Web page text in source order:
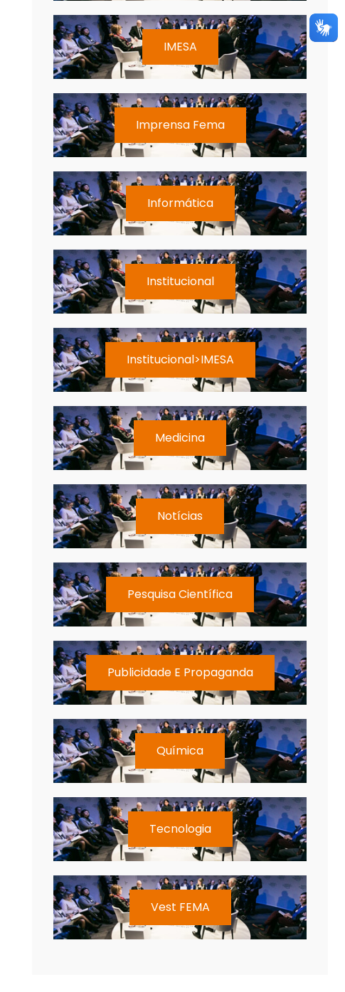
IMESA
Imprensa Fema
Informática
Institucional
Institucional>IMESA
Medicina
Notícias
Pesquisa Científica
Publicidade E Propaganda
Química
Tecnologia
Vest FEMA